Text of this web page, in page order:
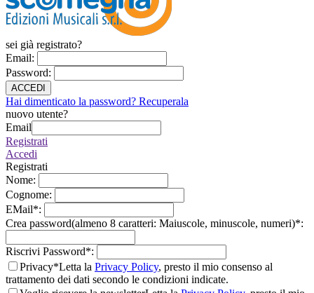
sei già registrato?
Email:
Password:
ACCEDI
Hai dimenticato la password? Recuperala
nuovo utente?
Email
Registrati
Accedi
Registrati
Nome:
Cognome:
EMail*:
Crea password(almeno 8 caratteri: Maiuscole, minuscole, numeri)*:
Riscrivi Password*:
Privacy*Letta la Privacy Policy, presto il mio consenso al
trattamento dei dati secondo le condizioni indicate.